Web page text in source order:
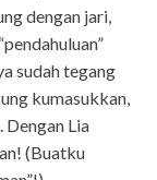
dengan jari,
sudah tegang
kumasukkan,
Dengan Lia
(Buatku